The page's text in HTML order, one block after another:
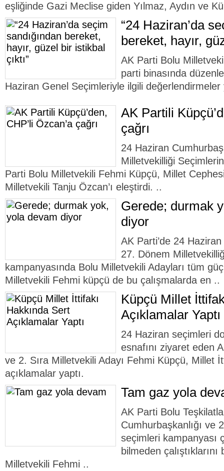
eşliğinde Gazi Meclise giden Yılmaz, Aydın ve
“24 Haziran’da
bereket, hayır,
AK Parti Bolu
parti binasında
Haziran Genel Seçimleriyle ilgili değerlendirmeler
AK Partili
çağrı
24 Haziran
Milletvekilliği
Parti Bolu Milletvekili Fehmi Küpçü, Millet
Milletvekili Tanju Özcan’ı eleştirdi. ..
Gerede; durmak
diyor
AK Parti’de 24
27. Dönem
kampanyasında Bolu Milletvekili Adayları tüm
Milletvekili Fehmi küpçü de bu çalışmalarda en ..
Küpçü Millet
Açıklamalar Yaptı
24 Haziran seçimleri
esnafını ziyaret eden
ve 2. Sıra Milletvekili Adayı Fehmi Küpçü, Millet
açıklamalar yaptı.
Tam gaz yola
AK Parti Bolu
Cumhurbaşkanlığı ve
seçimleri kampanyası
bilmeden
Milletvekili Fehmi ..